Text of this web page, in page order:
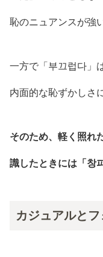
恥のニュアンスが強
一方で「부끄럽다」
内面的な恥ずかしさ
そのため、軽く照れ
識したときには「창
カジュアルと